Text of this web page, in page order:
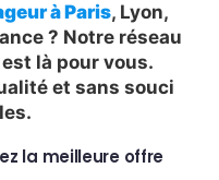
à Paris, Lyon,
? Notre réseau
là pour vous.
et sans souci
la meilleure offre